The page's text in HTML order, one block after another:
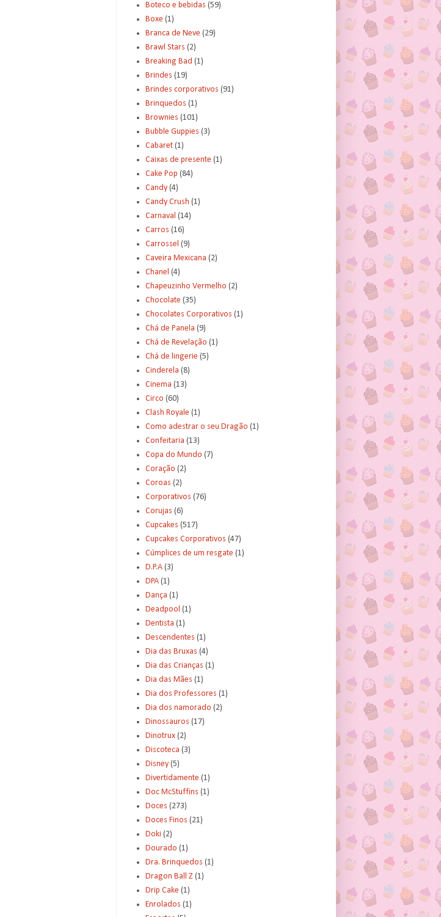
Boteco e bebidas (59)
Boxe (1)
Branca de Neve (29)
Brawl Stars (2)
Breaking Bad (1)
Brindes (19)
Brindes corporativos (91)
Brinquedos (1)
Brownies (101)
Bubble Guppies (3)
Cabaret (1)
Caixas de presente (1)
Cake Pop (84)
Candy (4)
Candy Crush (1)
Carnaval (14)
Carros (16)
Carrossel (9)
Caveira Mexicana (2)
Chanel (4)
Chapeuzinho Vermelho (2)
Chocolate (35)
Chocolates Corporativos (1)
Chá de Panela (9)
Chá de Revelação (1)
Chá de lingerie (5)
Cinderela (8)
Cinema (13)
Circo (60)
Clash Royale (1)
Como adestrar o seu Dragão (1)
Confeitaria (13)
Copa do Mundo (7)
Coração (2)
Coroas (2)
Corporativos (76)
Corujas (6)
Cupcakes (517)
Cupcakes Corporativos (47)
Cúmplices de um resgate (1)
D.P.A (3)
DPA (1)
Dança (1)
Deadpool (1)
Dentista (1)
Descendentes (1)
Dia das Bruxas (4)
Dia das Crianças (1)
Dia das Mães (1)
Dia dos Professores (1)
Dia dos namorado (2)
Dinossauros (17)
Dinotrux (2)
Discoteca (3)
Disney (5)
Divertidamente (1)
Doc McStuffins (1)
Doces (273)
Doces Finos (21)
Doki (2)
Dourado (1)
Dra. Brinquedos (1)
Dragon Ball Z (1)
Drip Cake (1)
Enrolados (1)